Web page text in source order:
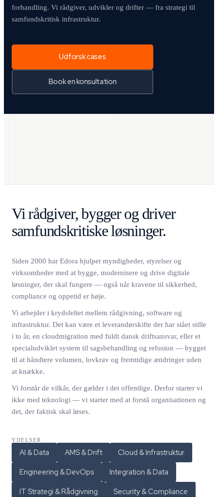
forhandling. Vi rådgiver, udvikler og drifter — fra strategi til
samfundskritisk infrastruktur.
Udforsk cases
Book en konsultation
Vi rådgiver, bygger og driver
samfundskritiske løsninger.
Siden 2000 har Edora hjulpet myndigheder, styrelser og
virksomheder med at bygge, modernisere og drive digitale
løsninger, der skal fungere — også når kravene til sikkerhed,
compliance og oppetid er høje.
Vi arbejder i krydsfeltet mellem rådgivning, software og
infrastruktur. Det kan være et leverandørskifte der har stået stille
i to år, en cloudmigration med fuldt dansk driftsansvar, eller et
specialudviklet system til sagsbehandling og refusion — bygget
til at håndtere volumen, lovkrav og fremtidige ændringer uden
at knække.
Vi forstår de vilkår, der gælder i det offentlige. Derfor starter vi
ikke med teknologi — vi starter med at forstå organisationen og
det, der faktisk skal løses.
YDELSER
AI & Data AMS & Drift
Cloud & Infrastruktur
Engineering & DevOps
Integration & Data
IT Strategi & Rådgivning
Security & Compliance